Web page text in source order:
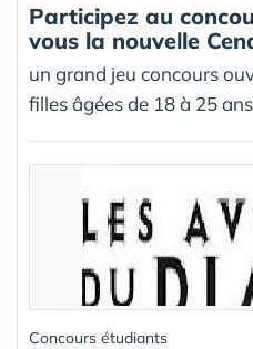
Participez au
vous la nouvelle
un grand jeu concours
filles âgées de 18 à 25 ans
Concours étudiants